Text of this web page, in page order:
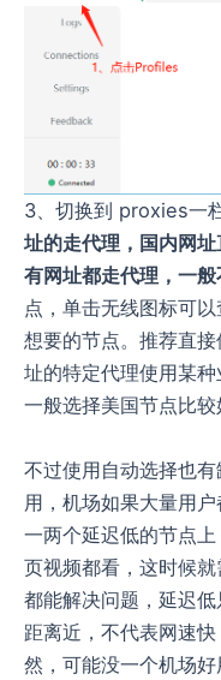
3、切换到 proxies一
址的走代理，国内网
有网址都走代理，一
点，单击无线图标可
想要的节点。推荐直接
址的特定代理使用某
一般选择美国节点比较
不过使用自动选择也
用，机场如果大量用
一两个延迟低的节点
页视频都看，这时候
都能解决问题，延迟
距离近，不代表网速
然，可能没一个机场好